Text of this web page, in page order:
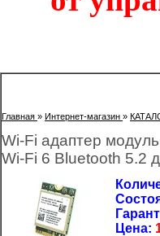
Главная » Интернет-магазин »
Wi-Fi адаптер
Wi-Fi 6 Bluetooth 5.2
Цена: